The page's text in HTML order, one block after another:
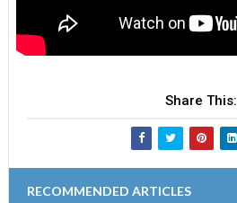
Share This:
RECOMMENDED ARTICLES